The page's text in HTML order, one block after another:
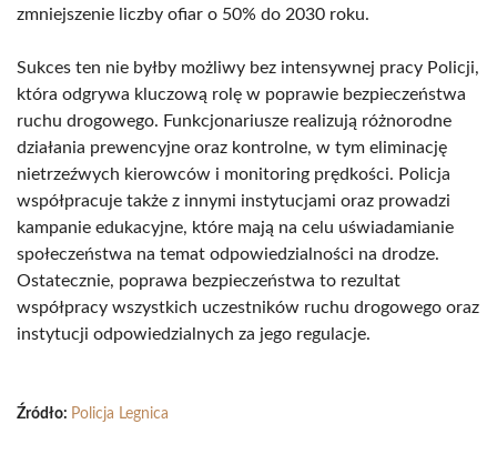
zmniejszenie liczby ofiar o 50% do 2030 roku.
Sukces ten nie byłby możliwy bez intensywnej pracy Policji,
która odgrywa kluczową rolę w poprawie bezpieczeństwa
ruchu drogowego. Funkcjonariusze realizują różnorodne
działania prewencyjne oraz kontrolne, w tym eliminację
nietrzeźwych kierowców i monitoring prędkości. Policja
współpracuje także z innymi instytucjami oraz prowadzi
kampanie edukacyjne, które mają na celu uświadamianie
społeczeństwa na temat odpowiedzialności na drodze.
Ostatecznie, poprawa bezpieczeństwa to rezultat
współpracy wszystkich uczestników ruchu drogowego oraz
instytucji odpowiedzialnych za jego regulacje.
Źródło: Policja Legnica